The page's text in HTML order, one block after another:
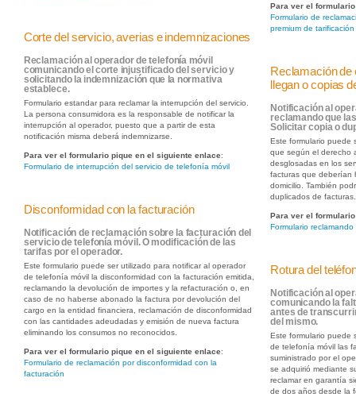
Corte del servicio, averias e indemnizaciones
Reclamación al operador de telefonía móvil
comunicando el corte injustificado del servicio y
solicitando la indemnización que la normativa
establece.
Formulario estandar para reclamar la interrupción del servicio.
La persona consumidora es la responsable de notificar la
interrupción al operador, puesto que a partir de esta
notificación misma deberá indemnizarse.
Para ver el formulario pique en el siguiente enlace:
Formulario de interrupción del servicio de telefonía móvil
Disconformidad con la facturación
Notificación de reclamación sobre la facturación del
servicio de telefonía móvil. O modificación de las
tarifas por el operador.
Este formulario puede ser utilizado para notificar al operador
de telefonía móvil la disconformidad con la facturación emitida,
reclamando la devolución de importes y la refacturación o, en
caso de no haberse abonado la factura por devolución del
cargo en la entidad financiera, reclamación de disconformidad
con las cantidades adeudadas y emisión de nueva factura
eliminando los consumos no reconocidos.
Para ver el formulario pique en el siguiente enlace:
Formulario de reclamación por disconformidad con la
facturación
Para ver el
Formulario de
premium de
Reclamación de
llegan o copias
Notificación al
reclamando que
Solicitar copia o
Este formulario puede
que según el derecho
desglosadas en los
facturas que deberían
domicilio. También
duplicados de facturas.
Para ver el
Formulario
Rotura del
Notificación al
comunicando la
antes de
del mismo.
Este formulario puede
de telefonía móvil las
suministrado por el
se adquirió mediante
reclamar en garantía
de dos años desde la